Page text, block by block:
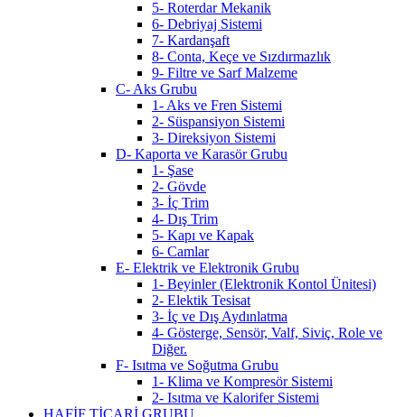
5- Roterdar Mekanik
6- Debriyaj Sistemi
7- Kardanşaft
8- Conta, Keçe ve Sızdırmazlık
9- Filtre ve Sarf Malzeme
C- Aks Grubu
1- Aks ve Fren Sistemi
2- Süspansiyon Sistemi
3- Direksiyon Sistemi
D- Kaporta ve Karasör Grubu
1- Şase
2- Gövde
3- İç Trim
4- Dış Trim
5- Kapı ve Kapak
6- Camlar
E- Elektrik ve Elektronik Grubu
1- Beyinler (Elektronik Kontol Ünitesi)
2- Elektik Tesisat
3- İç ve Dış Aydınlatma
4- Gösterge, Sensör, Valf, Siviç, Role ve
Diğer.
F- Isıtma ve Soğutma Grubu
1- Klima ve Kompresör Sistemi
2- Isıtma ve Kalorifer Sistemi